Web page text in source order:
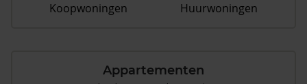
Koopwoningen
Huurwoningen
Appartementen